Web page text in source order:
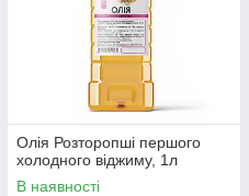
Олія Розторопші першого
холодного віджиму, 1л
В наявності